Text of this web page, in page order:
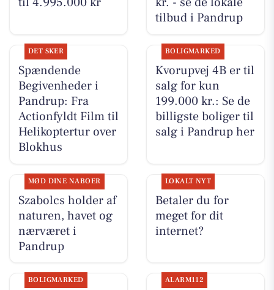
tilbud i Pandrup
DET SKER
Spændende
Begivenheder i
Pandrup: Fra
Actionfyldt Film til
Helikoptertur over
Blokhus
BOLIGMARKED
Kvorupvej 4B er til
salg for kun
199.000 kr.: Se de
billigste boliger til
salg i Pandrup her
MØD DINE NABOER
Szabolcs holder af
naturen, havet og
nærværet i
Pandrup
LOKALT NYT
Betaler du for
meget for dit
internet?
BOLIGMARKED ALARM112